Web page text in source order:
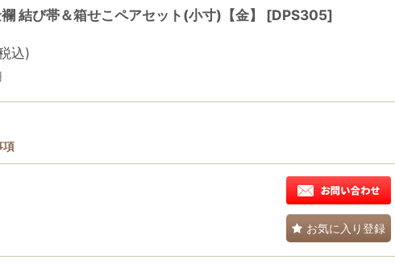
結び帯＆箱せこペアセット(小寸)【金】 [DPS305]
込)
項
お気に入り登録